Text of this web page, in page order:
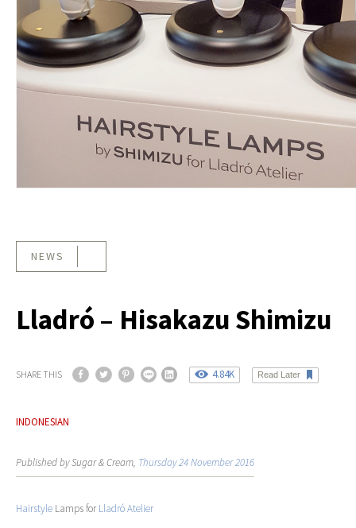
NEWS
Lladró – Hisakazu Shimizu
SHARE THIS 4.84K Read Later
INDONESIAN
Published by Sugar & Cream, Thursday 24 November 2016
Hairstyle Lamps for Lladró Atelier